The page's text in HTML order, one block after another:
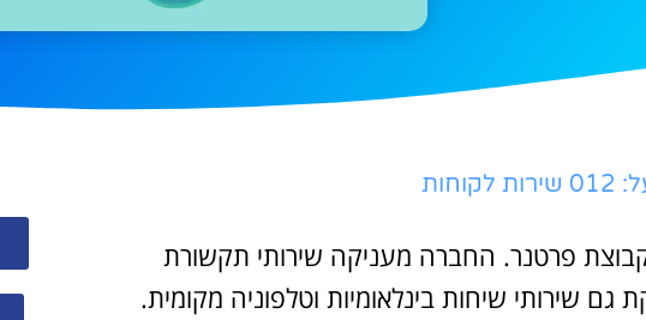
לקבוצת פרטנר. החברה מעניקה שירותי תקשורת
אינטרנט שונים, כמו כן 012 מספקת גם שירותי שיחות בינלאומיות וטלפוניה מקומית.